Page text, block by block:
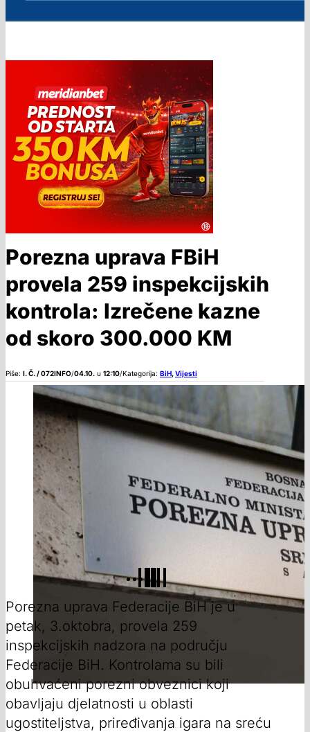
Porezna uprava FBiH
provela 259 inspekcijskih
kontrola: Izrečene kazne
od skoro 300.000 KM
Piše: I. Č. / 072INFO/04.10. u 12:10/Kategorija: BiH,Vijesti
Porezna uprava Federacije BiH je u
petak, 3.oktobra, provela 259
inspekcijskih nadzora na području
Federacije BiH. Kontrolama su bili
obuhvaćeni porezni obveznici koji
obavljaju djelatnosti u oblasti
ugostiteljstva, priređivanja igara na sreću